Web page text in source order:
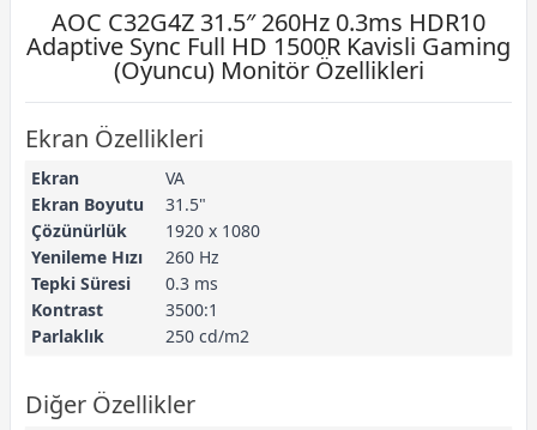
AOC C32G4Z 31.5″ 260Hz 0.3ms HDR10
Adaptive Sync Full HD 1500R Kavisli Gaming
(Oyuncu) Monitör Özellikleri
Ekran Özellikleri
Ekran
VA
Ekran Boyutu
31.5"
Çözünürlük
1920 x 1080
Yenileme Hızı
260 Hz
Tepki Süresi
0.3 ms
Kontrast
3500:1
Parlaklık
250 cd/m2
Diğer Özellikler